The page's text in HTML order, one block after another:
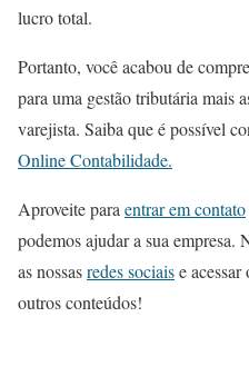
lucro total.
Portanto, você acabou de
para uma gestão tributária mais
varejista. Saiba que é possível
Online Contabilidade.
Aproveite para entrar em contato
podemos ajudar a sua empresa.
as nossasredes sociaise acessar
outros conteúdos!